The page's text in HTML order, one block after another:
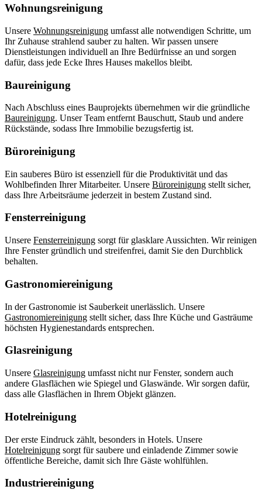
Wohnungsreinigung
Unsere Wohnungsreinigung umfasst alle notwendigen Schritte, um
Ihr Zuhause strahlend sauber zu halten. Wir passen unsere
Dienstleistungen individuell an Ihre Bedürfnisse an und sorgen
dafür, dass jede Ecke Ihres Hauses makellos bleibt.
Baureinigung
Nach Abschluss eines Bauprojekts übernehmen wir die gründliche
Baureinigung. Unser Team entfernt Bauschutt, Staub und andere
Rückstände, sodass Ihre Immobilie bezugsfertig ist.
Büroreinigung
Ein sauberes Büro ist essenziell für die Produktivität und das
Wohlbefinden Ihrer Mitarbeiter. Unsere Büroreinigung stellt sicher,
dass Ihre Arbeitsräume jederzeit in bestem Zustand sind.
Fensterreinigung
Unsere Fensterreinigung sorgt für glasklare Aussichten. Wir reinigen
Ihre Fenster gründlich und streifenfrei, damit Sie den Durchblick
behalten.
Gastronomiereinigung
In der Gastronomie ist Sauberkeit unerlässlich. Unsere
Gastronomiereinigung stellt sicher, dass Ihre Küche und Gasträume
höchsten Hygienestandards entsprechen.
Glasreinigung
Unsere Glasreinigung umfasst nicht nur Fenster, sondern auch
andere Glasflächen wie Spiegel und Glaswände. Wir sorgen dafür,
dass alle Glasflächen in Ihrem Objekt glänzen.
Hotelreinigung
Der erste Eindruck zählt, besonders in Hotels. Unsere
Hotelreinigung sorgt für saubere und einladende Zimmer sowie
öffentliche Bereiche, damit sich Ihre Gäste wohlfühlen.
Industriereinigung